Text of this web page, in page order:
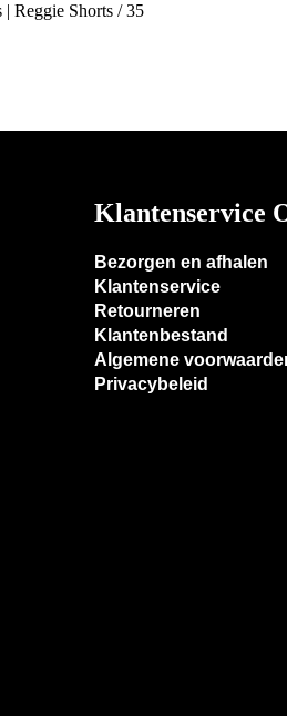
| Reggie Shorts / 35
Klantenservice
Bezorgen en afhalen
Klantenservice
Retourneren
Klantenbestand
Algemene
Privacybeleid